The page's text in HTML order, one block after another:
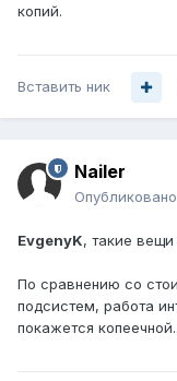
копий.
Вставить ник
Nailer
Опубликовано
EvgenyK, такие вещи
По сравнению со
подсистем, работа
покажется копеечной..